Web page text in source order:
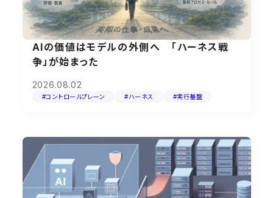
AIの価値はモデルの外側へ 「ハーネス戦
争」が始まった
2026.08.02
#コントロールプレーン #ハーネス #実行基盤